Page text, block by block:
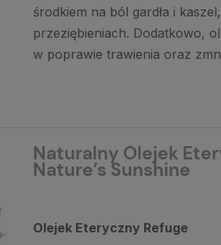
środkiem na ból gardła i
przeziębieniach. Dodatkowo,
w poprawie trawienia oraz
Naturalny Olejek
Nature’s Sunshine
Olejek Eteryczny Refuge